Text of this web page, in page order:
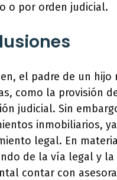
o por orden judicial.
el padre de un
como la provisión
judicial. Sin
inmobiliarios,
legal. En
de la vía legal y
contar con